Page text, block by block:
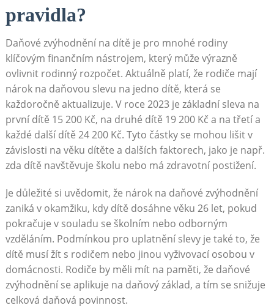
pravidla?
Daňové zvýhodnění na dítě je pro mnohé rodiny
klíčovým finančním nástrojem, který může výrazně
ovlivnit rodinný rozpočet. Aktuálně platí, že rodiče mají
nárok na daňovou slevu na jedno dítě, která se
každoročně aktualizuje. V roce 2023 je základní sleva na
první dítě 15 200 Kč, na druhé dítě 19 200 Kč a na třetí a
každé další dítě 24 200 Kč. Tyto částky se mohou lišit v
závislosti na věku dítěte a dalších faktorech, jako je např.
zda dítě navštěvuje školu nebo má zdravotní postižení.
Je důležité si uvědomit, že nárok na daňové zvýhodnění
zaniká v okamžiku, kdy dítě dosáhne věku 26 let, pokud
pokračuje v souladu se školním nebo odborným
vzděláním. Podmínkou pro uplatnění slevy je také to, že
dítě musí žít s rodičem nebo jinou vyživovací osobou v
domácnosti. Rodiče by měli mít na paměti, že daňové
zvýhodnění se aplikuje na daňový základ, a tím se snižuje
celková daňová povinnost.